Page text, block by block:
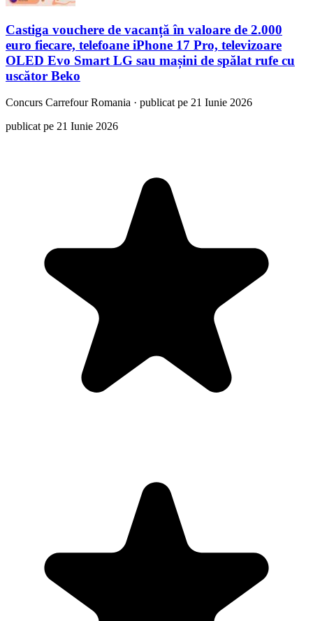
Castiga vouchere de vacanță în valoare de 2.000
euro fiecare, telefoane iPhone 17 Pro, televizoare
OLED Evo Smart LG sau mașini de spălat rufe cu
uscător Beko
Concurs Carrefour Romania · publicat pe 21 Iunie 2026
publicat pe 21 Iunie 2026